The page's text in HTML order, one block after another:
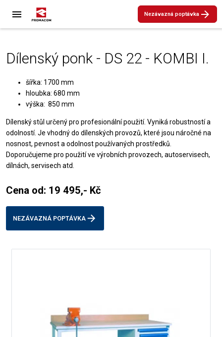
Nezávazná poptávka
Dílenský ponk - DS 22 - KOMBI I.
šířka: 1700 mm
hloubka: 680 mm
výška: 850 mm
Dílenský stůl určený pro profesionální použití. Vyniká robustností a
odolností. Je vhodný do dílenských provozů, které jsou náročné na
nosnost, pevnost a odolnost používaných prostředků.
Doporučujeme pro použití ve výrobních provozech, autoservisech,
dílnách, servisech atd.
Cena od: 19 495,- Kč
NEZÁVAZNÁ POPTÁVKA